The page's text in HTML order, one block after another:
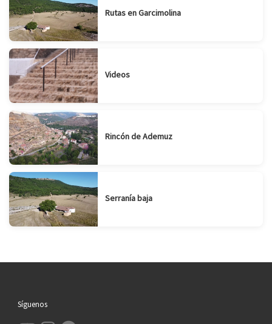
Rutas en Garcimolina
Videos
Rincón de Ademuz
Serranía baja
Síguenos
YouTube InstagramFacebook